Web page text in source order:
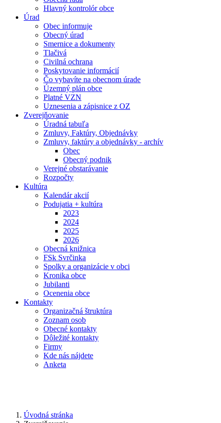
Hlavný kontrolór obce
Úrad
Obec informuje
Obecný úrad
Smernice a dokumenty
Tlačivá
Civilná ochrana
Poskytovanie informácií
Čo vybavíte na obecnom úrade
Územný plán obce
Platné VZN
Uznesenia a zápisnice z OZ
Zverejňovanie
Úradná tabuľa
Zmluvy, Faktúry, Objednávky
Zmluvy, faktúry a objednávky - archív
Obec
Obecný podnik
Verejné obstarávanie
Rozpočty
Kultúra
Kalendár akcií
Podujatia + kultúra
2023
2024
2025
2026
Obecná knižnica
FSk Svrčinka
Spolky a organizácie v obci
Kronika obce
Jubilanti
Ocenenia obce
Kontakty
Organizačná štruktúra
Zoznam osob
Obecné kontakty
Dôležité kontakty
Firmy
Kde nás nájdete
Anketa
Úvodná stránka